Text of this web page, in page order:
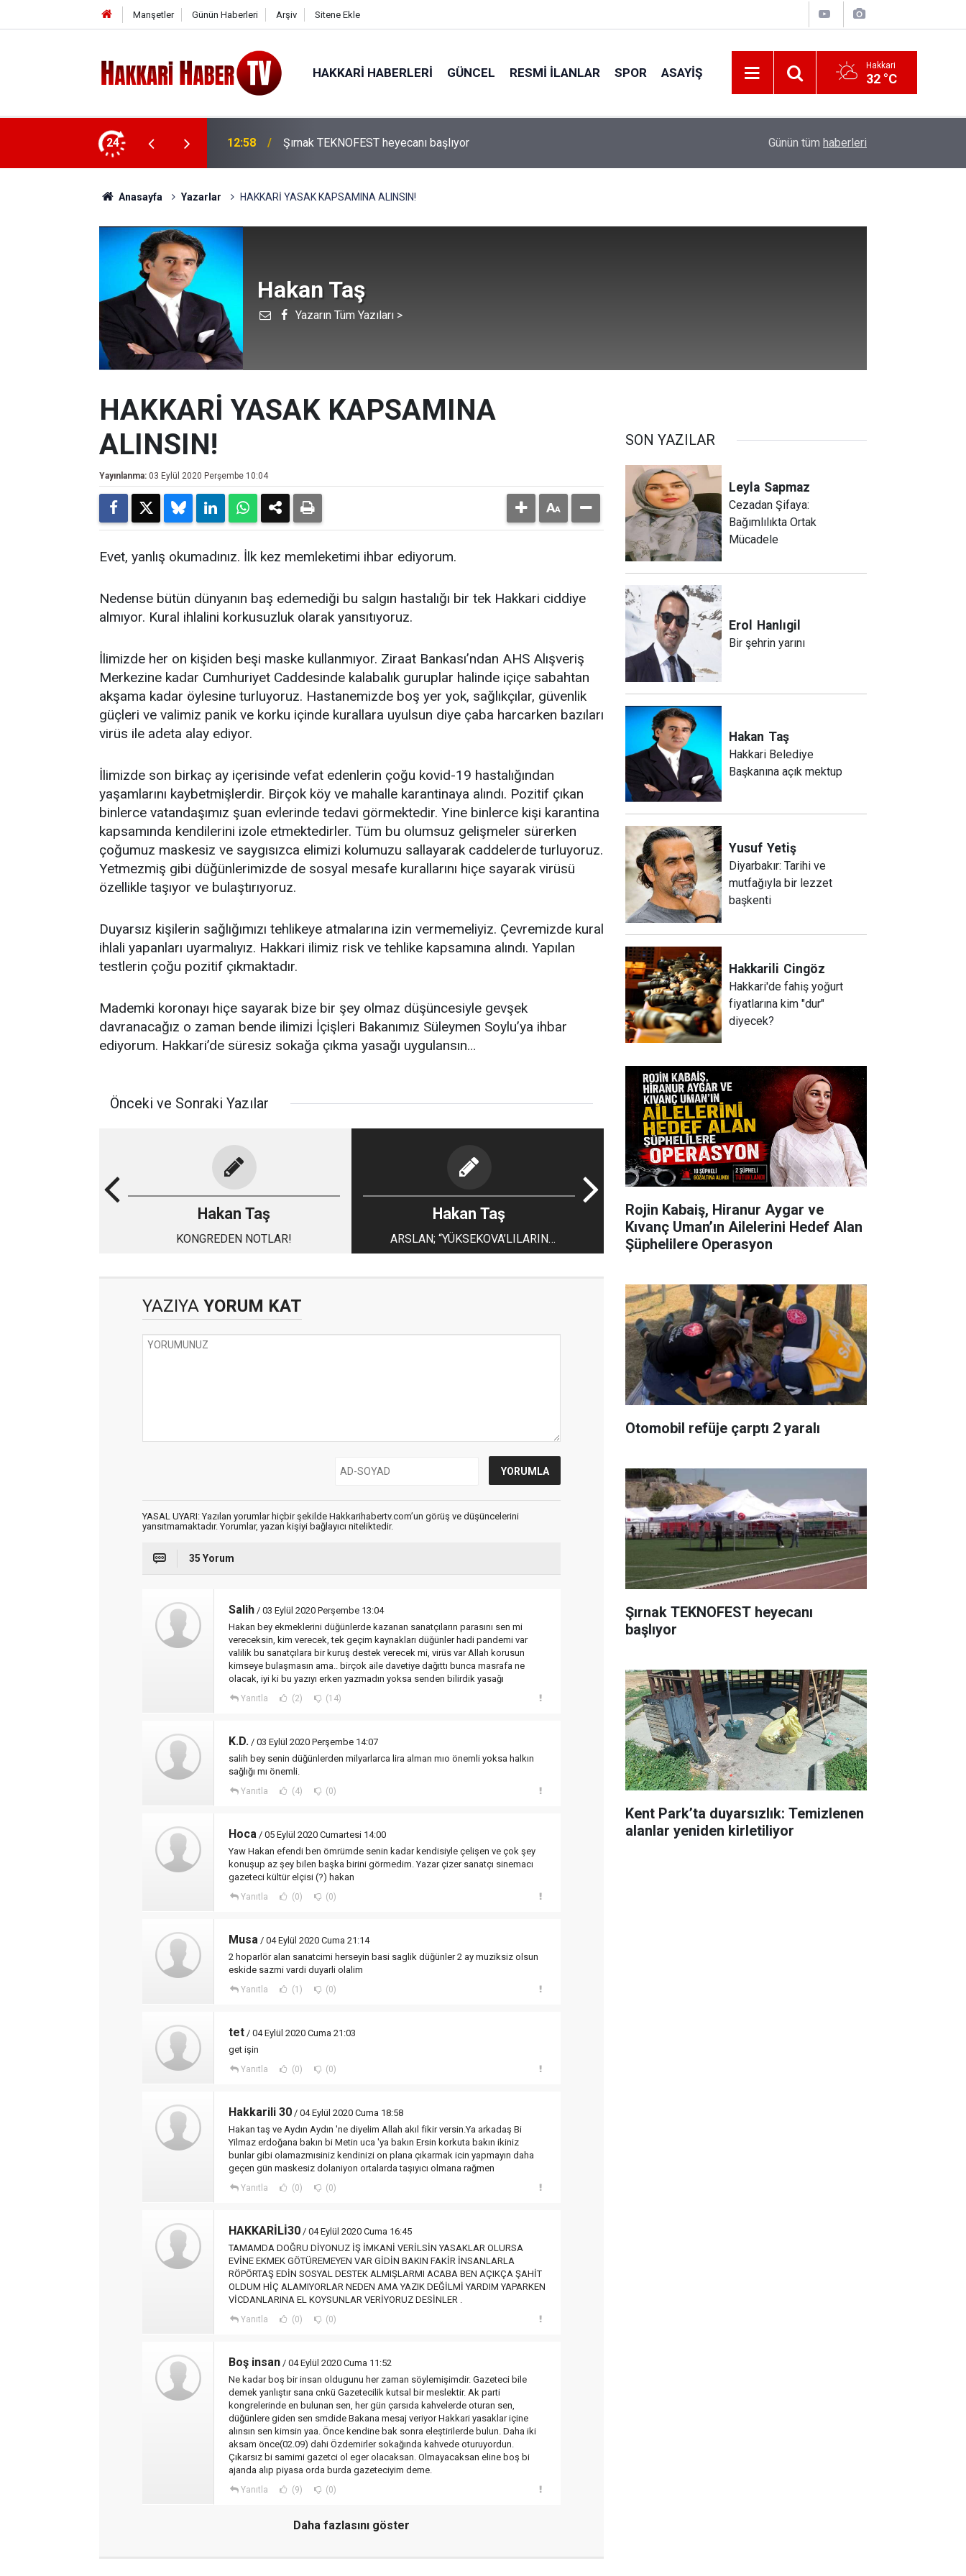
Manşetler Günün Haberleri Arşiv Sitene Ekle
HAKKARI HABERLERI GÜNCEL RESMI İLANLAR SPOR ASAYIŞ Hakkari
32 °C
24 12:53 Yüksekova’da çiftçinin imkânsızlık içindeki çözümü takdir topladı Kent Park’ta duyarsızlık: Temizlenen alanlar
Günün tüm haberleri
Anasayfa Yazarlar HAKKARİ YASAK KAPSAMINA ALINSIN!
Hakan Taş
Yazarın Tüm Yazıları >
HAKKARİ YASAK KAPSAMINA
ALINSIN!
Yayınlanma: 03 Eylül 2020 Perşembe 10:04
Evet, yanlış okumadınız. İlk kez memleketimi ihbar ediyorum.
Nedense bütün dünyanın baş edemediği bu salgın hastalığı bir tek Hakkari ciddiye
almıyor. Kural ihlalini korkusuzluk olarak yansıtıyoruz.
İlimizde her on kişiden beşi maske kullanmıyor. Ziraat Bankası’ndan AHS Alışveriş
Merkezine kadar Cumhuriyet Caddesinde kalabalık guruplar halinde içiçe sabahtan
akşama kadar öylesine turluyoruz. Hastanemizde boş yer yok, sağlıkçılar, güvenlik
güçleri ve valimiz panik ve korku içinde kurallara uyulsun diye çaba harcarken bazıları
virüs ile adeta alay ediyor.
İlimizde son birkaç ay içerisinde vefat edenlerin çoğu kovid-19 hastalığından
yaşamlarını kaybetmişlerdir. Birçok köy ve mahalle karantinaya alındı. Pozitif çıkan
binlerce vatandaşımız şuan evlerinde tedavi görmektedir. Yine binlerce kişi karantina
kapsamında kendilerini izole etmektedirler. Tüm bu olumsuz gelişmeler sürerken
çoğumuz maskesiz ve saygısızca elimizi kolumuzu sallayarak caddelerde turluyoruz.
Yetmezmiş gibi düğünlerimizde de sosyal mesafe kurallarını hiçe sayarak virüsü
özellikle taşıyor ve bulaştırıyoruz.
Duyarsız kişilerin sağlığımızı tehlikeye atmalarına izin vermemeliyiz. Çevremizde kural
ihlali yapanları uyarmalıyız. Hakkari ilimiz risk ve tehlike kapsamına alındı. Yapılan
testlerin çoğu pozitif çıkmaktadır.
Mademki koronayı hiçe sayarak bize bir şey olmaz düşüncesiyle gevşek
davranacağız o zaman bende ilimizi İçişleri Bakanımız Süleymen Soylu’ya ihbar
ediyorum. Hakkari’de süresiz sokağa çıkma yasağı uygulansın…
Önceki ve Sonraki Yazılar
Hakan Taş
KONGREDEN NOTLAR!
Hakan Taş
ARSLAN; “YÜKSEKOVA’LILARIN
EMRİNDEYİZ”
YAZIYA YORUM KAT
YASAL UYARI: Yazılan yorumlar hiçbir şekilde Hakkarihabertv.com’un görüş ve düşüncelerini
yansıtmamaktadır. Yorumlar, yazan kişiyi bağlayıcı niteliktedir.
35 Yorum
Salih / 03 Eylül 2020 Perşembe 13:04
Hakan bey ekmeklerini düğünlerde kazanan sanatçıların parasını sen mi
vereceksin, kim verecek, tek geçim kaynakları düğünler hadi pandemi var
valilik bu sanatçılara bir kuruş destek verecek mi, virüs var Allah korusun
kimseye bulaşmasın ama.. birçok aile davetiye dağıttı bunca masrafa ne
olacak, iyi ki bu yazıyı erken yazmadın yoksa senden bilirdik yasağı
Yanıtla (2) (14)
K.D. / 03 Eylül 2020 Perşembe 14:07
salih bey senin düğünlerden milyarlarca lira alman mıo önemli yoksa halkın
sağlığı mı önemli.
Yanıtla (4) (0)
Hoca / 05 Eylül 2020 Cumartesi 14:00
Yaw Hakan efendi ben ömrümde senin kadar kendisiyle çelişen ve çok şey
konuşup az şey bilen başka birini görmedim. Yazar çizer sanatçı sinemacı
gazeteci kültür elçisi (?) hakan
Yanıtla (0) (0)
Musa / 04 Eylül 2020 Cuma 21:14
2 hoparlör alan sanatcimi herseyin basi saglik düğünler 2 ay muziksiz olsun
eskide sazmi vardi duyarli olalim
Yanıtla (1) (0)
tet / 04 Eylül 2020 Cuma 21:03
get işin
Yanıtla (0) (0)
Hakkarili 30 / 04 Eylül 2020 Cuma 18:58
Hakan taş ve Aydın Aydın 'ne diyelim Allah akıl fikir versin.Ya arkadaş Bi
Yilmaz erdoğana bakın bi Metin uca 'ya bakın Ersin korkuta bakın ikiniz
bunlar gibi olamazmısiniz kendinizi on plana çıkarmak icin yapmayın daha
geçen gün maskesiz dolaniyon ortalarda taşıyıcı olmana rağmen
Yanıtla (0) (0)
HAKKARİLİ30 / 04 Eylül 2020 Cuma 16:45
TAMAMDA DOĞRU DİYONUZ İŞ İMKANİ VERİLSİN YASAKLAR OLURSA
EVİNE EKMEK GÖTÜREMEYEN VAR GİDİN BAKIN FAKİR İNSANLARLA
RÖPÖRTAŞ EDİN SOSYAL DESTEK ALMIŞLARMI ACABA BEN AÇIKÇA ŞAHİT
OLDUM HİÇ ALAMIYORLAR NEDEN AMA YAZIK DEĞİLMİ YARDIM YAPARKEN
VİCDANLARINA EL KOYSUNLAR VERİYORUZ DESİNLER .
Yanıtla (0) (0)
Boş insan / 04 Eylül 2020 Cuma 11:52
Ne kadar boş bir insan oldugunu her zaman söylemişimdir. Gazeteci bile
demek yanlıştır sana cnkü Gazetecilik kutsal bir meslektir. Ak parti
kongrelerinde en bulunan sen, her gün çarsıda kahvelerde oturan sen,
düğünlere giden sen smdide Bakana mesaj veriyor Hakkari yasaklar içine
alınsın sen kimsin yaa. Önce kendine bak sonra eleştirilerde bulun. Daha iki
aksam önce(02.09) dahi Özdemirler sokağında kahvede oturuyordun.
Çıkarsız bi samimi gazetci ol eger olacaksan. Olmayacaksan eline boş bi
ajanda alıp piyasa orda burda gazeteciyim deme.
Yanıtla (9) (0)
Daha fazlasını göster
SON YAZILAR
Leyla Sapmaz
​Cezadan Şifaya:
Bağımlılıkta Ortak
Mücadele
Erol Hanlıgil
Bir şehrin yarını
Hakan Taş
Hakkari Belediye
Başkanına açık mektup
Yusuf Yetiş
Diyarbakır: Tarihi ve
mutfağıyla bir lezzet
başkenti
Hakkarili Cingöz
Hakkari'de fahiş yoğurt
fiyatlarına kim "dur"
diyecek?
Rojin Kabaiş, Hiranur Aygar ve
Kıvanç Uman’ın Ailelerini Hedef Alan
Şüphelilere Operasyon
Otomobil refüje çarptı 2 yaralı
Şırnak TEKNOFEST heyecanı
başlıyor
Kent Park’ta duyarsızlık: Temizlenen
alanlar yeniden kirletiliyor